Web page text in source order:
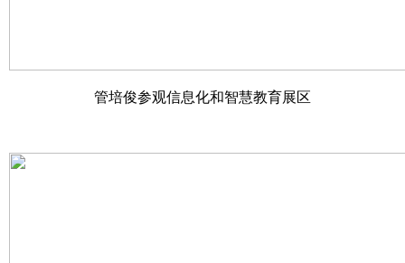
管培俊参观信息化和智慧教育展区